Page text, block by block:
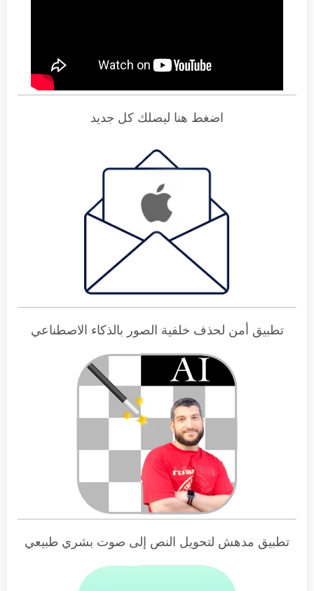
اضغط هنا ليصلك كل جديد
تطبيق أمن لحذف خلفية الصور بالذكاء الاصطناعي
تطبيق مدهش لتحويل النص إلى صوت بشري طبيعي